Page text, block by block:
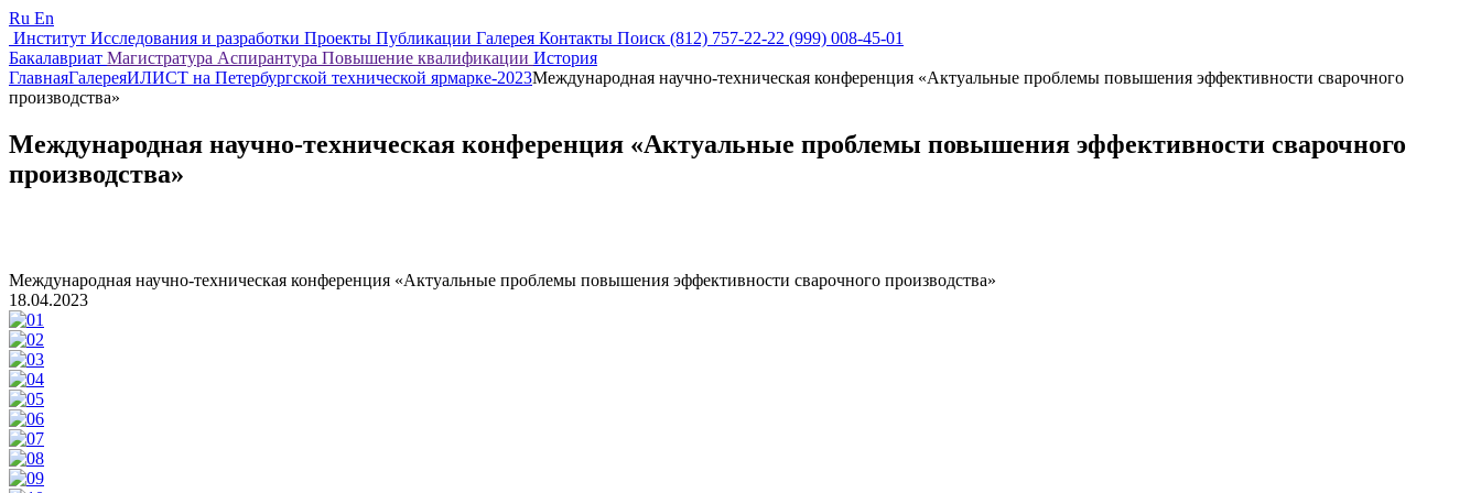
Ru En
Институт Исследования и разработки Проекты Публикации Галерея Контакты Поиск (812) 757-22-22 (999) 008-45-01
Бакалавриат Магистратура Аспирантура Повышение квалификации История
ГлавнаяГалереяИЛИСТ на Петербургской технической ярмарке-2023Международная научно-техническая конференция «Актуальные проблемы повышения эффективности сварочного
производства»
Международная научно-техническая конференция «Актуальные проблемы повышения эффективности сварочного
производства»
Международная научно-техническая конференция «Актуальные проблемы повышения эффективности сварочного производства»
18.04.2023